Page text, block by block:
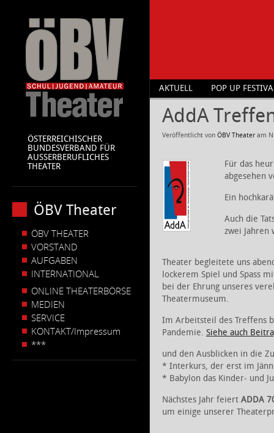
ÖSTERREICHISCHER
BUNDESVERBAND FÜR
AUSSERBERUFLICHES
THEATER
ÖBV Theater
ÖBV THEATER
VORSTAND
AUFGABEN
INTERNATIONAL
ONLINE THEATERBÖRSE
MEDIEN
SERVICE
KONTAKT/Impressum
***
AKTUELL POP UP
AddA
Veröffentlicht von ÖBV Theater am
Für das
abgesehen
Ein
Auch die
zwei
Theater begleitete uns
lockerem Spiel und Spass
bei der Ehrung unseres
Theatermuseum.
Im Arbeitsteil des Treffens
Pandemie. Siehe auch
und den Ausblicken in die
* Interkurs, der erst im
* Babylon das Kinder- und
Nächstes Jahr feiert ADDA
um einige unserer